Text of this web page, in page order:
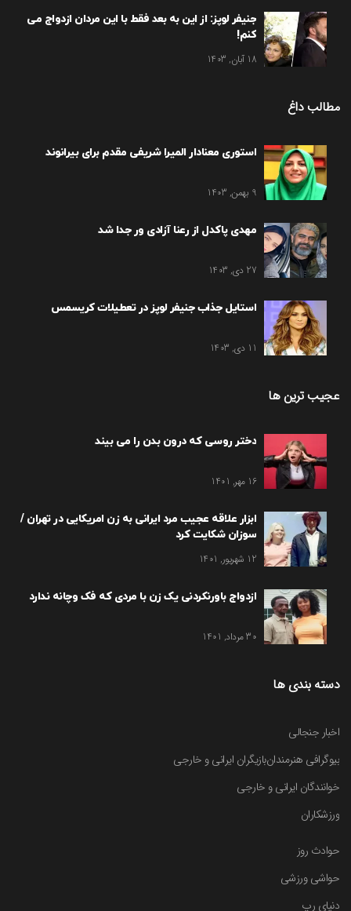
جنیفر لوپز: از این به بعد فقط با این مردان ازدواج می
کنم!
18 آبان, 1403
مطالب داغ
استوری معنادار المیرا شریفی مقدم برای بیرانوند
9 بهمن, 1403
مهدی پاکدل از رعنا آزادی ور جدا شد
27 دی, 1403
استایل جذاب جنیفر لوپز در تعطیلات کریسمس
11 دی, 1403
عجیب ترین ها
دختر روسی که درون بدن را می بیند
16 مهر, 1401
ابزار علاقه عجیب مرد ایرانی به زن امریکایی در تهران /
سوزان شکایت کرد
12 شهریور, 1401
ازدواج باورنکردنی یک زن با مردی که فک وچانه ندارد
30 مرداد, 1401
دسته بندی ها
اخبار جنجالی
بیوگرافی هنرمندانبازیگران ایرانی و خارجی
خوانندگان ایرانی و خارجی
ورزشکاران
حوادث روز
حواشی ورزشی
دنیای رپ